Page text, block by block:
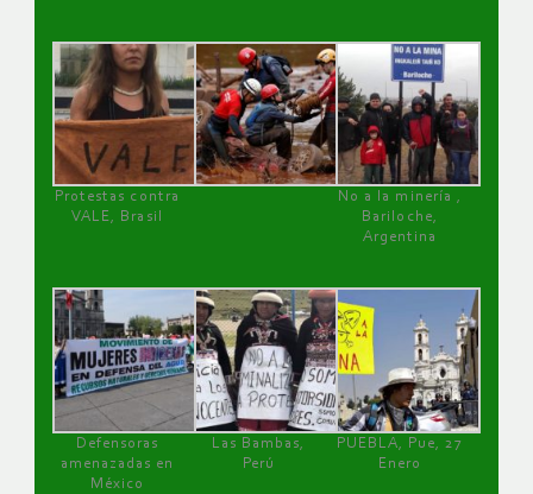
Protestas contra
VALE, Brasil
No a la minería ,
Bariloche,
Argentina
Defensoras
amenazadas en
México
Las Bambas,
Perú
PUEBLA, Pue, 27
Enero